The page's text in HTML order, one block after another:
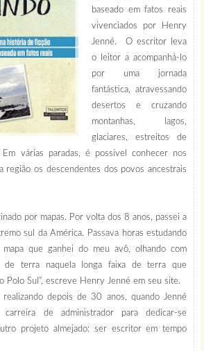
baseado em fatos reais
vivenciados por Henry
Jenné. O escritor leva
o leitor a acompanhá-lo
por uma jornada
fantástica, atravessando
desertos e cruzando
montanhas, lagos,
glaciares, estreitos de
várias paradas, é possível conhecer nos
região os descendentes dos povos ancestrais
por mapas. Por volta dos 8 anos, passei a
sul da América. Passava horas estudando
que ganhei do meu avô, olhando com
de terra naquela longa faixa de terra que
Polo Sul”, escreve Henry Jenné em seu site.
depois de 30 anos, quando Jenné
de administrador para dedicar-se
projeto almejado: ser escritor em tempo